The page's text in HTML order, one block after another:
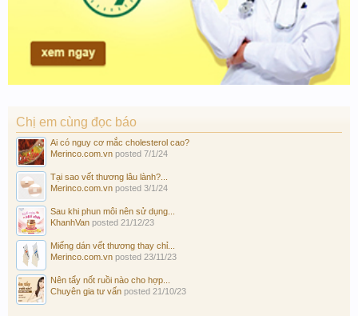
Chị em cùng đọc báo
Ai có nguy cơ mắc cholesterol cao?
Merinco.com.vn posted 7/1/24
Tại sao vết thương lâu lành?...
Merinco.com.vn posted 3/1/24
Sau khi phun môi nên sử dụng...
KhanhVan posted 21/12/23
Miếng dán vết thương thay chỉ...
Merinco.com.vn posted 23/11/23
Nên tẩy nốt ruồi nào cho hợp...
Chuyên gia tư vấn posted 21/10/23